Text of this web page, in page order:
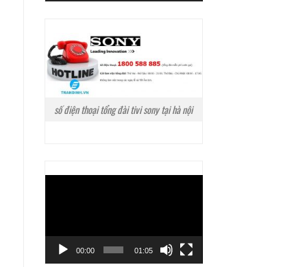
số điện thoại tổng đài tivi sony tại hà nội
00:00 01:05